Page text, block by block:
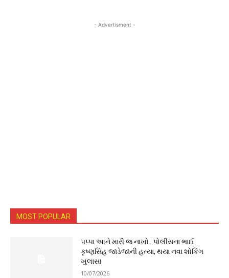
- Advertisment -
MOST POPULAR
પપ્પા આને મારી જ નાખો.. પોલીસના ભાઈ
કૃષ્ણસિંહ જાડેજાની હત્યા, થયા નવા શોકિંગ
ખુલાસા
10/07/2026